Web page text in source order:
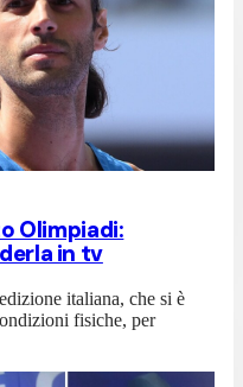
Olimpiadi:
in tv
italiana, che si è
fisiche, per